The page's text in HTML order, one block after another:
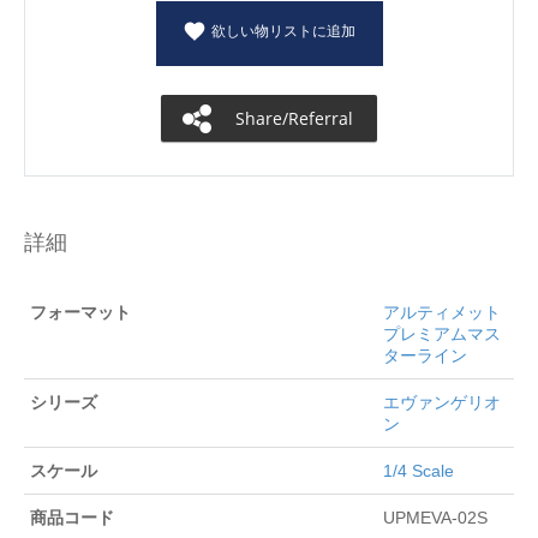
欲しい物リストに追加
Share/Referral
詳細
フォーマット
アルティメット
プレミアムマス
ターライン
シリーズ
エヴァンゲリオ
ン
スケール 1/4 Scale
商品コード UPMEVA-02S